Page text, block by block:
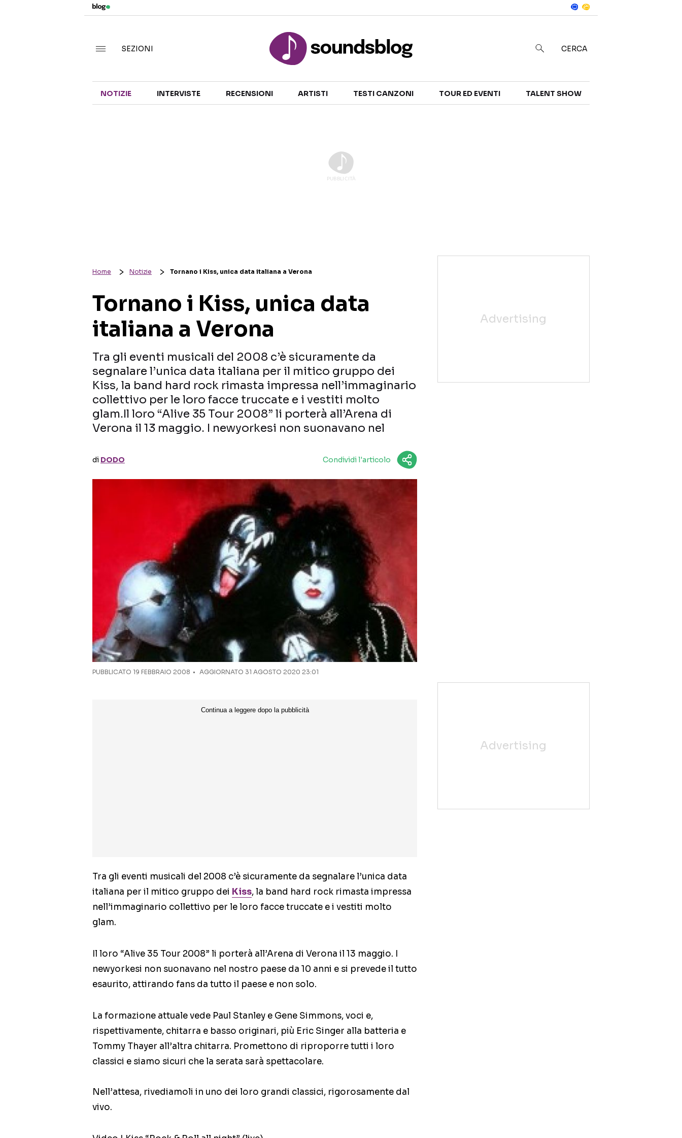
TALENT SHOW
SEZIONI CERCA
NOTIZIE INTERVISTE RECENSIONI ARTISTI TESTI CANZONI TOUR ED EVENTI TALENT SHOW
Home Notizie Tornano i Kiss, unica data italiana a Verona
Tornano i Kiss, unica data
italiana a Verona
Tra gli eventi musicali del 2008 c’è sicuramente da
segnalare l’unica data italiana per il mitico gruppo dei
Kiss, la band hard rock rimasta impressa nell’immaginario
collettivo per le loro facce truccate e i vestiti molto
glam.Il loro “Alive 35 Tour 2008” li porterà all’Arena di
Verona il 13 maggio. I newyorkesi non suonavano nel
di DODO Condividi l'articolo
PUBBLICATO 19 FEBBRAIO 2008 AGGIORNATO 31 AGOSTO 2020 23:01
Tra gli eventi musicali del 2008 c’è sicuramente da segnalare l’unica data
italiana per il mitico gruppo dei Kiss, la band hard rock rimasta impressa
nell’immaginario collettivo per le loro facce truccate e i vestiti molto
glam.
Il loro “Alive 35 Tour 2008” li porterà all’Arena di Verona il 13 maggio. I
newyorkesi non suonavano nel nostro paese da 10 anni e si prevede il tutto
esaurito, attirando fans da tutto il paese e non solo.
La formazione attuale vede Paul Stanley e Gene Simmons, voci e,
rispettivamente, chitarra e basso originari, più Eric Singer alla batteria e
Tommy Thayer all’altra chitarra. Promettono di riproporre tutti i loro
classici e siamo sicuri che la serata sarà spettacolare.
Nell’attesa, rivediamoli in uno dei loro grandi classici, rigorosamente dal
vivo.